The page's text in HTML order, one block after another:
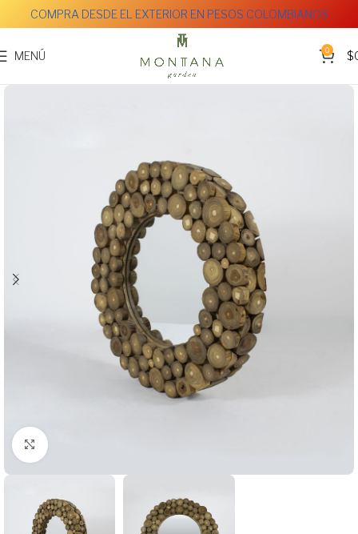
COMPRA DESDE EL EXTERIOR EN PESOS COLOMBIANOS
MENÚ 0 $
Clic para ampliar